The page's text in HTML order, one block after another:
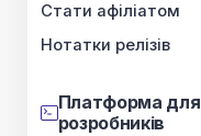
Стати афіліатом
Нотатки релізів
Платформа для
розробників